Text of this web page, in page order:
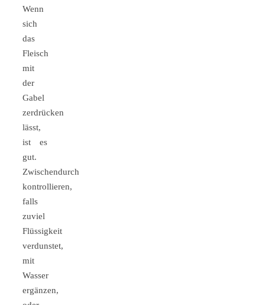
Wenn
sich
das
Fleisch
mit
der
Gabel
zerdrücken
lässt,
ist es
gut.
Zwischendurch
kontrollieren,
falls
zuviel
Flüssigkeit
verdunstet,
mit
Wasser
ergänzen,